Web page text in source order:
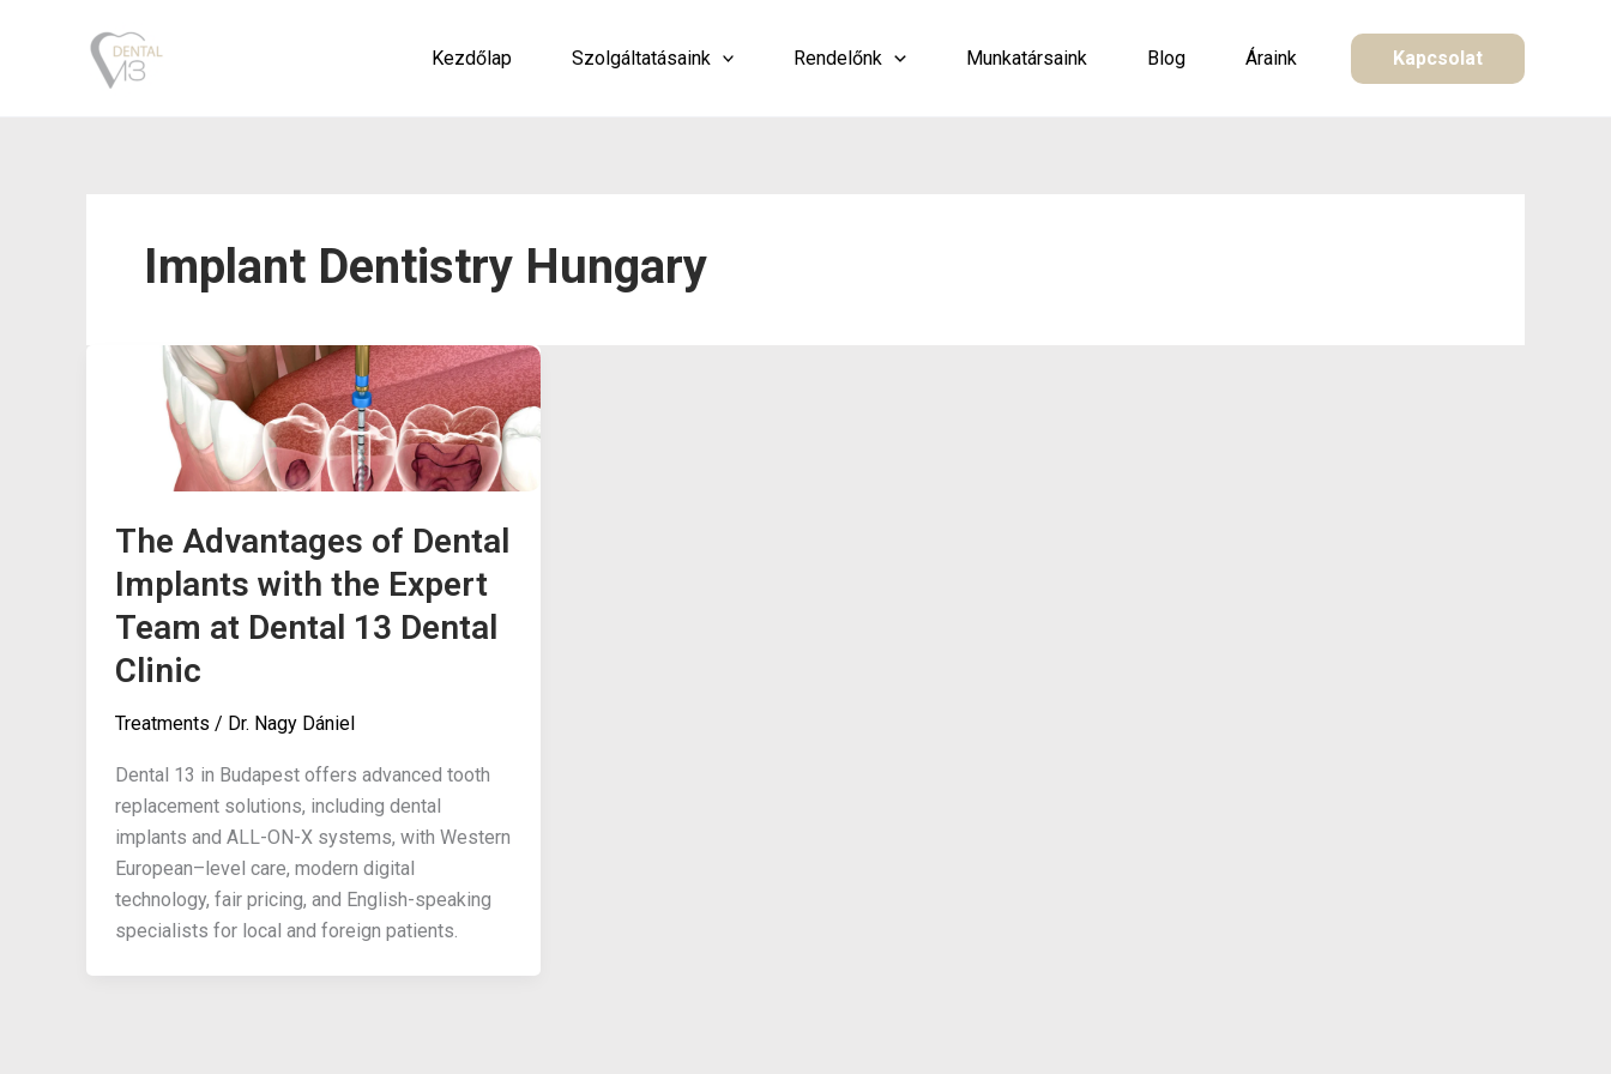
Kezdőlap Szolgáltatásaink Rendelőnk Munkatársaink Blog Áraink Kapcsolat
Implant Dentistry Hungary
The Advantages of Dental
Implants with the Expert
Team at Dental 13 Dental
Clinic
Treatments / Dr. Nagy Dániel
Dental 13 in Budapest offers advanced tooth
replacement solutions, including dental
implants and ALL-ON-X systems, with Western
European–level care, modern digital
technology, fair pricing, and English-speaking
specialists for local and foreign patients.